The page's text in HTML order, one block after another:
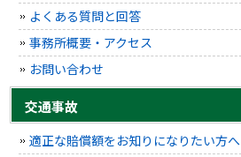
よくある質問と回答
事務所概要・アクセス
お問い合わせ
交通事故
適正な賠償額をお知りになりたい方へ